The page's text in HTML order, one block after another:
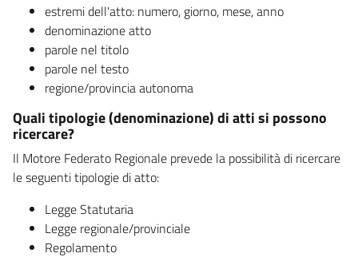
estremi dell'atto: numero, giorno, mese, anno
denominazione atto
parole nel titolo
parole nel testo
regione/provincia autonoma
Quali tipologie (denominazione) di atti si possono
ricercare?
Il Motore Federato Regionale prevede la possibilità di ricercare
le seguenti tipologie di atto:
Legge Statutaria
Legge regionale/provinciale
Regolamento